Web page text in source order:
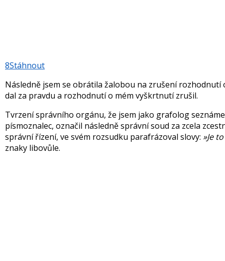
8Stáhnout
Následně jsem se obrátila žalobou na zrušení
dal za pravdu a rozhodnutí o mém vyškrtnutí zrušil.
Tvrzení správního orgánu, že jsem jako grafolog
písmoznalec, označil následně správní soud za zcela
správní řízení, ve svém rozsudku parafrázoval slovy: »Je
znaky libovůle.